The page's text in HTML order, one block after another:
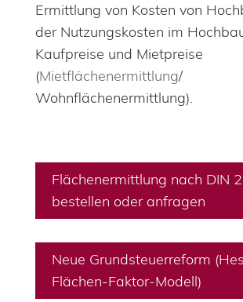
Ermittlung von Kosten von
der Nutzungskosten im
Kaufpreise und Mietpreise
(Mietflächenermittlung/
Wohnflächenermittlung).
Flächenermittlung nach DIN
bestellen oder anfragen
Neue Grundsteuerreform
Flächen-Faktor-Modell)